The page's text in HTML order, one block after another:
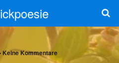
Keine Kommentare